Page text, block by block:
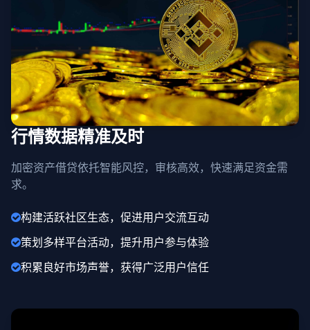
行情数据精准及时
加密资产借贷依托智能风控，审核高效，快速满足资金需
求。
构建活跃社区生态，促进用户交流互动
策划多样平台活动，提升用户参与体验
积累良好市场声誉，获得广泛用户信任